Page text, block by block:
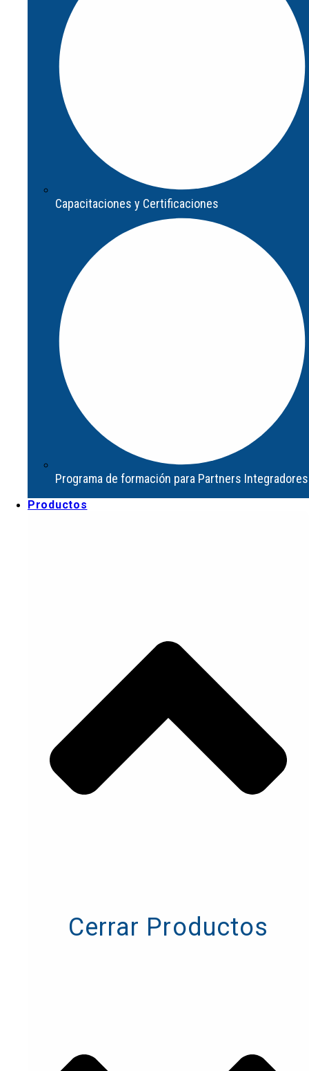
Capacitaciones y Certificaciones
Programa de formación para Partners
Integradores
Productos
Capacitaciones y Certificaciones
Programa de formación para Partners Integradores
Productos
Cerrar Productos